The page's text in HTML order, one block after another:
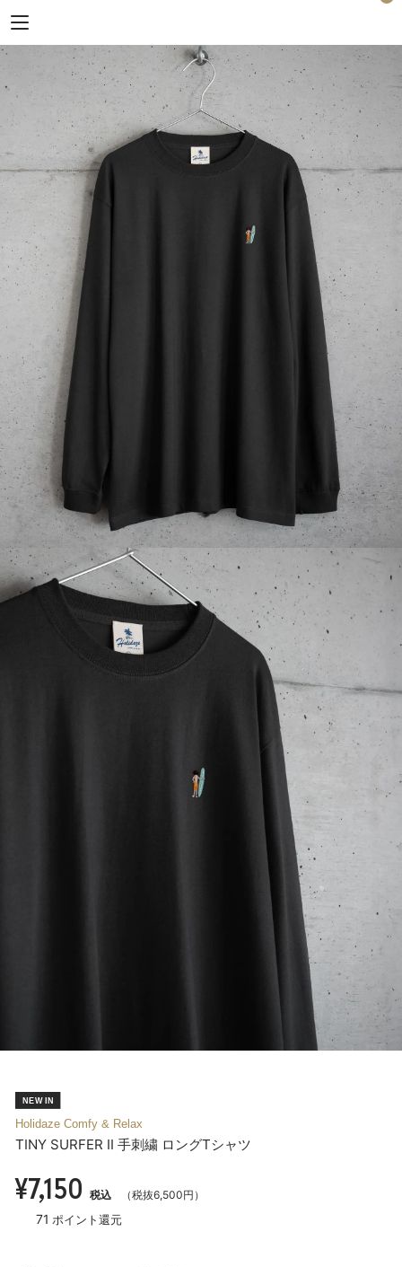
Horizon Blue
Holidaze Comfy & Relax
TINY SURFER II 手刺繍 ロングTシャツ
¥7,150 税込 （税抜6,500円）
71 ポイント還元